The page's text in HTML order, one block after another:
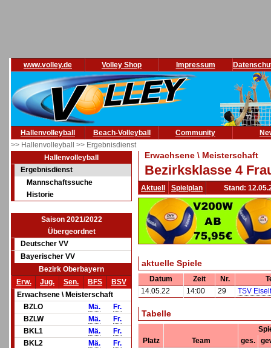
www.volley.de Volley Shop Impressum
Hallenvolleyball Beach-Volleyball Community
>> Hallenvolleyball >> Ergebnisdienst
Hallenvolleyball
Ergebnisdienst
Mannschaftssuche
Historie
Saison 2021/2022
Übergeordnet
Deutscher VV
Bayerischer VV
Bezirk Oberbayern
Erw.
Jug. Sen. BFS
BSV
Erwachsene \ Meisterschaft
BZLO
Mä.
Fr.
BZLW
Mä.
Fr.
BKL1
Mä.
Fr.
BKL2
Mä.
Fr.
Erwachsene \ Meisterschaft
Bezirksklasse 4
Aktuell Spielplan Stand:
aktuelle Spiele
Datum Zeit Nr.
14.05.22
14:00 29 TSV
Tabelle
Platz
Team ges.